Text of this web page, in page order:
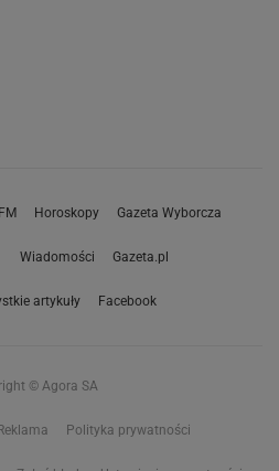
Horoskopy Gazeta Wyborcza
Wiadomości Gazeta.pl
artykuły Facebook
© Agora SA
Reklama Polityka prywatności